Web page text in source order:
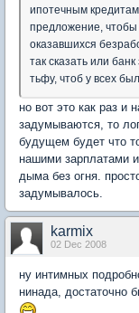
ипотечным
предложение, чтобы
оказавшихся
так сказать или
тьфу, чтоб у всех
но вот это как раз и
задумываются, то
будущем будет что
нашими зарплатами
дыма без огня.
задумывалось.
karmix
02 Dec 2008
ну интимных
нинада, достаточно